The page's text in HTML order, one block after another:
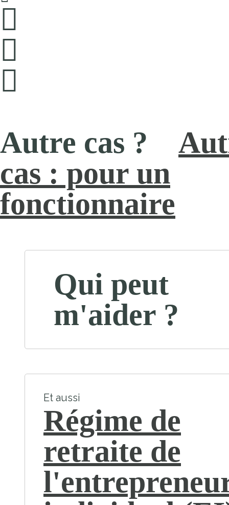
cas : pour un
fonctionnaire
Qui peut
m'aider ?
Et aussi
Régime de
retraite de